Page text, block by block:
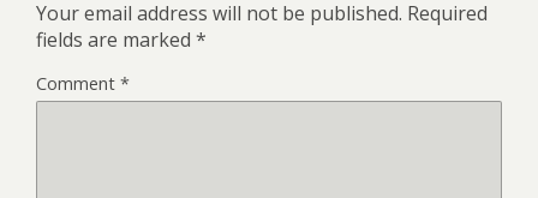
Your email address will not be published. Required
fields are marked *
Comment *